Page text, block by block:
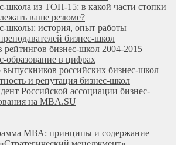
школа из ТОП-15: в какой части стопки
ваше резюме?
школы: история, опыт работы
бизнес-школ
рейтингов бизнес-школ 2004-2015
образование в цифрах
выпускников российских бизнес-школ
и репутация бизнес-школ
Российской ассоциации бизнес-
на MBA.SU
МВА: принципы и содержание